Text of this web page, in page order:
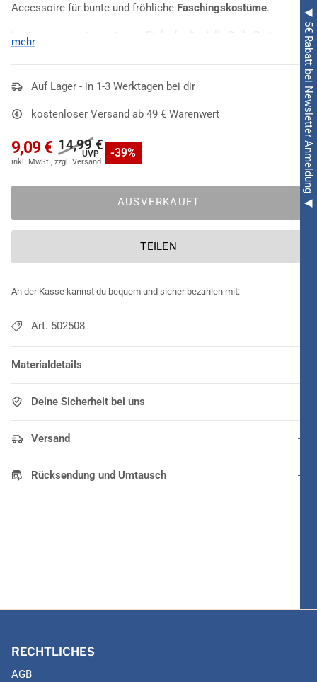
◀ 5€ Rabatt bei Newsletter Anmeldung ◀
Accessoire für bunte und fröhliche Faschingskostüme.
In einem etwas intensiveren Pink als die Jelly Belly Party
Accessoire ebenfalls auf einer coolenPink-Party
Stirn sind übrigens bedeckt, wenn Ladys zu dieser
Kurzhaarfrisurin einer Art Bob greifen!
mehr
Auf Lager - in 1-3 Werktagen bei dir
kostenloser Versand ab 49 € Warenwert
9,09 € 14,99 € -39%
AUSVERKAUFT
TEILEN
An der Kasse kannst du bequem und sicher bezahlen mit:
Art. 502508
Materialdetails
Deine Sicherheit bei uns
Versand
Rücksendung und Umtausch
RECHTLICHES
AGB